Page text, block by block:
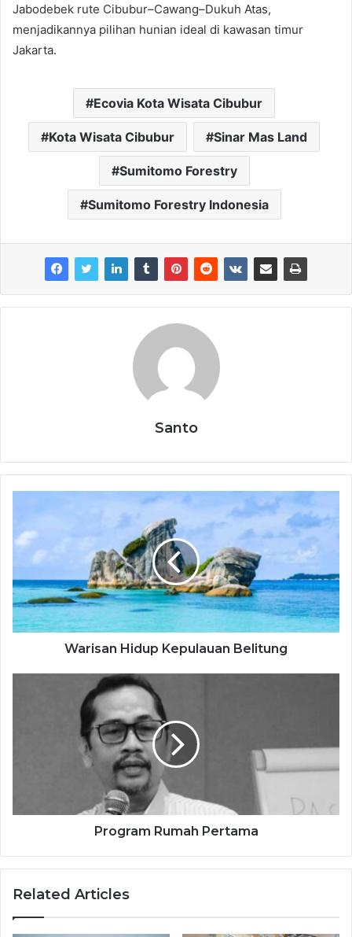
Jabodebek rute Cibubur–Cawang–Dukuh Atas,
menjadikannya pilihan hunian ideal di kawasan timur
Jakarta.
Ecovia Kota Wisata Cibubur
Kota Wisata Cibubur Sinar Mas Land
Sumitomo Forestry
Sumitomo Forestry Indonesia
Santo
Warisan Hidup Kepulauan Belitung
Program Rumah Pertama
Related Articles